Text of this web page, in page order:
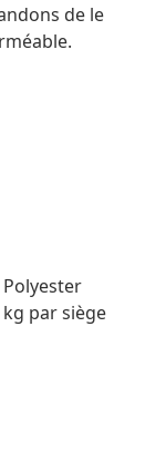
de le
par siège